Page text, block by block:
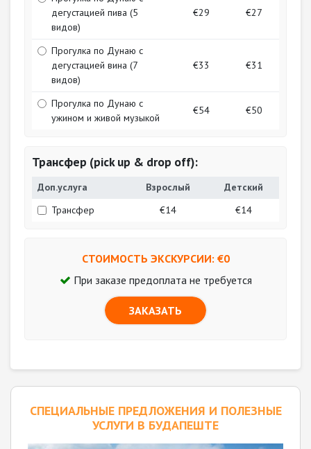
дегустацией пива (5
видов)
€29 €27
Прогулка по Дунаю с
дегустацией вина (7
видов)
€33 €31
Прогулка по Дунаю с
ужином и живой музыкой
€54 €50
Трансфер (pick up & drop off):
Доп.услуга Взрослый
Детский
Трансфер
€14 €14
СТОИМОСТЬ ЭКСКУРСИИ: €0
При заказе предоплата не требуется
ЗАКАЗАТЬ
CПЕЦИАЛЬНЫЕ ПРЕДЛОЖЕНИЯ И ПОЛЕЗНЫЕ
УСЛУГИ В БУДАПЕШТЕ